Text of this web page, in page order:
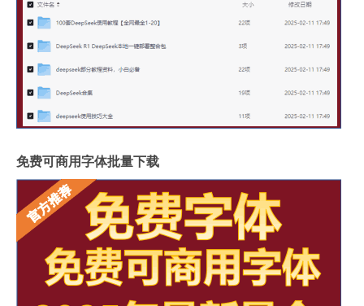
免费可商用字体批量下载